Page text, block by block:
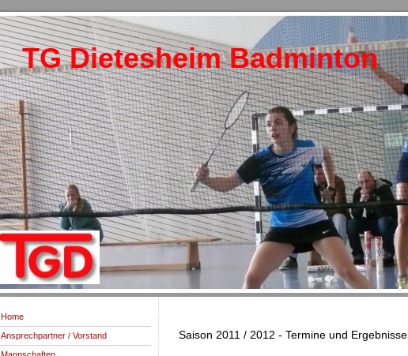
TG Dietesheim Badminton
Home
Ansprechpartner / Vorstand
Saison 2011 / 2012 - Termine und Ergebnisse